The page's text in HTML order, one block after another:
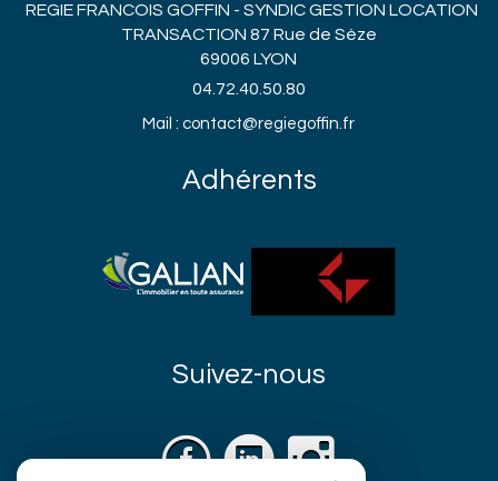
REGIE FRANCOIS GOFFIN - SYNDIC GESTION LOCATION
TRANSACTION 87 Rue de Sèze
69006 LYON
04.72.40.50.80
Mail : contact@regiegoffin.fr
Adhérents
Suivez-nous